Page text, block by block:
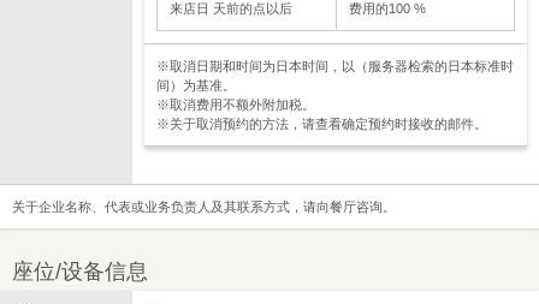
来店日 天前的点以后 费用的100 %
※取消日期和时间为日本时间，以（服务器检索的日本标准时
间）为基准。
※取消费用不额外附加税。
※关于取消预约的方法，请查看确定预约时接收的邮件。
关于企业名称、代表或业务负责人及其联系方式，请向餐厅咨询。
座位/设备信息